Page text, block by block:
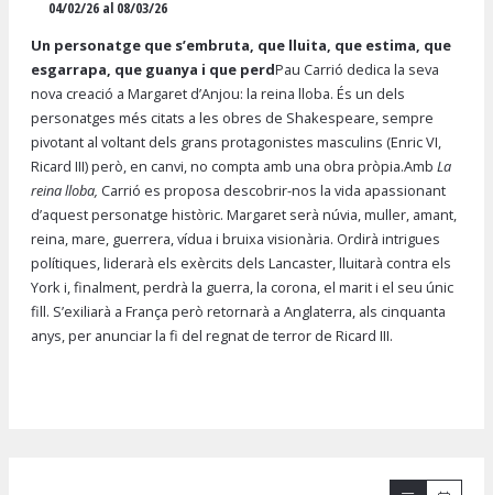
04/02/26 al 08/03/26
Un personatge que s’embruta, que lluita, que estima, que
esgarrapa, que guanya i que perdPau Carrió dedica la seva
nova creació a Margaret d’Anjou: la reina lloba. És un dels
personatges més citats a les obres de Shakespeare, sempre
pivotant al voltant dels grans protagonistes masculins (Enric VI,
Ricard III) però, en canvi, no compta amb una obra pròpia.Amb La
reina lloba, Carrió es proposa descobrir-nos la vida apassionant
d’aquest personatge històric. Margaret serà núvia, muller, amant,
reina, mare, guerrera, vídua i bruixa visionària. Ordirà intrigues
polítiques, liderarà els exèrcits dels Lancaster, lluitarà contra els
York i, finalment, perdrà la guerra, la corona, el marit i el seu únic
fill. S’exiliarà a França però retornarà a Anglaterra, als cinquanta
anys, per anunciar la fi del regnat de terror de Ricard III.